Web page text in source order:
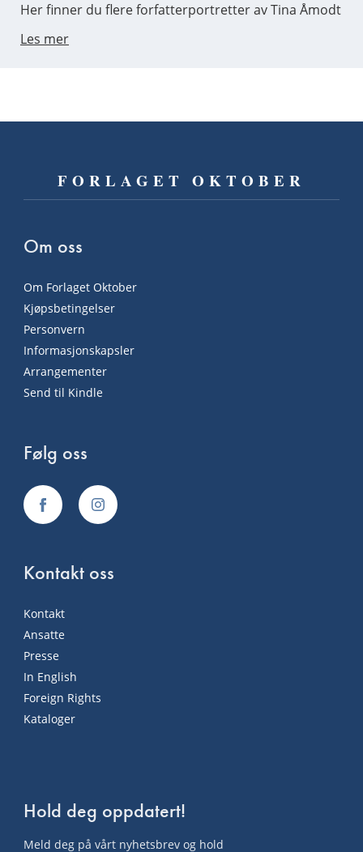
Her finner du flere forfatterportretter av Tina Åmodt
Les mer
FORLAGET OKTOBER
Om oss
Om Forlaget Oktober
Kjøpsbetingelser
Personvern
Informasjonskapsler
Arrangementer
Send til Kindle
Følg oss
Kontakt oss
Kontakt
Ansatte
Presse
In English
Foreign Rights
Kataloger
Hold deg oppdatert!
Meld deg på vårt nyhetsbrev og hold